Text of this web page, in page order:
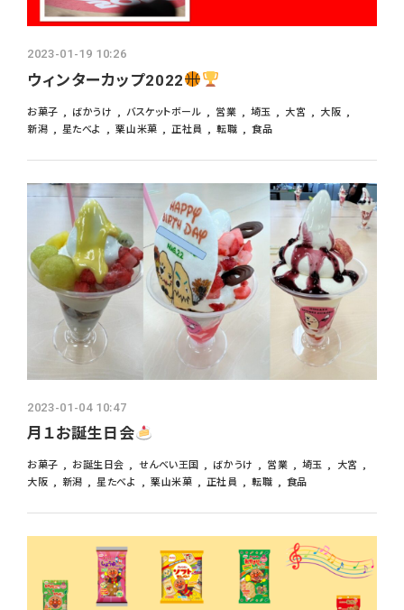
2023-01-19 10:26
ウィンターカップ2022
お菓子 ばかうけ バスケットボール 営業 埼玉 大宮
大阪
新潟
星たべよ 栗山米菓 正社員 転職 食品
2023-01-04 10:47
月１お誕生日会
お菓子 お誕生日会 せんべい王国 ばかうけ 営業 埼玉
大宮
大阪
新潟 星たべよ 栗山米菓 正社員 転職 食品